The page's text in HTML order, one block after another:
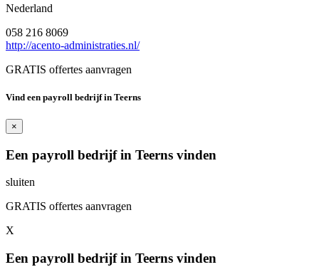
Nederland
058 216 8069
http://acento-administraties.nl/
GRATIS offertes aanvragen
Vind een payroll bedrijf in Teerns
×
Een payroll bedrijf in Teerns vinden
sluiten
GRATIS offertes aanvragen
X
Een payroll bedrijf in Teerns vinden